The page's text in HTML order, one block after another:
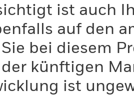
ist auch
auf den
Sie bei diesem
künftigen
ist